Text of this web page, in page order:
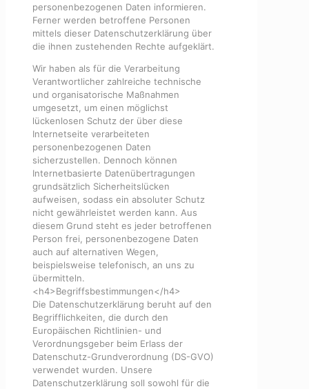
personenbezogenen Daten informieren.
Ferner werden betroffene Personen
mittels dieser Datenschutzerklärung über
die ihnen zustehenden Rechte aufgeklärt.
Wir haben als für die Verarbeitung
Verantwortlicher zahlreiche technische
und organisatorische Maßnahmen
umgesetzt, um einen möglichst
lückenlosen Schutz der über diese
Internetseite verarbeiteten
personenbezogenen Daten
sicherzustellen. Dennoch können
Internetbasierte Datenübertragungen
grundsätzlich Sicherheitslücken
aufweisen, sodass ein absoluter Schutz
nicht gewährleistet werden kann. Aus
diesem Grund steht es jeder betroffenen
Person frei, personenbezogene Daten
auch auf alternativen Wegen,
beispielsweise telefonisch, an uns zu
übermitteln.
<h4>Begriffsbestimmungen</h4>
Die Datenschutzerklärung beruht auf den
Begrifflichkeiten, die durch den
Europäischen Richtlinien- und
Verordnungsgeber beim Erlass der
Datenschutz-Grundverordnung (DS-GVO)
verwendet wurden. Unsere
Datenschutzerklärung soll sowohl für die